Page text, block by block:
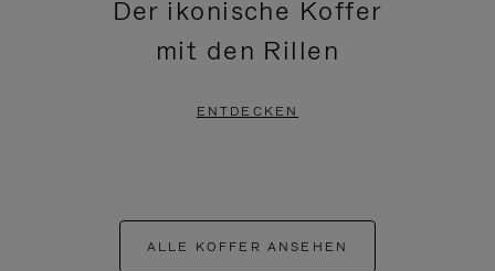
Der ikonische Koffer
mit den Rillen
ENTDECKEN
ALLE KOFFER ANSEHEN